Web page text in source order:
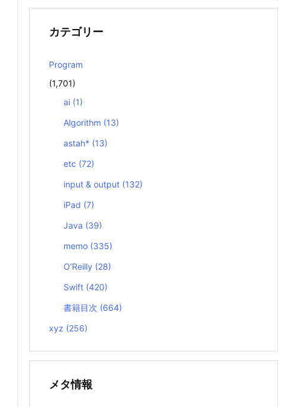
カテゴリー
Program
(1,701)
ai (1)
Algorithm (13)
astah* (13)
etc (72)
input & output (132)
iPad (7)
Java (39)
memo (335)
O’Reilly (28)
Swift (420)
書籍目次 (664)
xyz (256)
メタ情報